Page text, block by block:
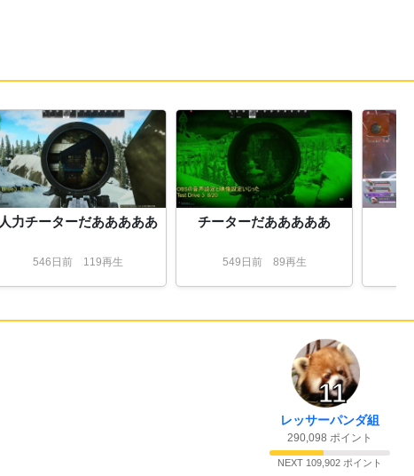
15:30 31:4時間延期だよ
だけよ
15:31 33:4時間サッカーの話でもするか
15:34 はぁ
15:37 えー
15:38 36:
べりぶさんがアルカナアクセ2個持ってるの
許せないよね
15:40 2回やって2回イモータルだったけど
人力チーターだあああああ
546 日 前 119再生
チーターだあああああ
549 日 前89再生
11
レッサーパンダ組
290,098 ポイント
NEXT 109,902 ポイント